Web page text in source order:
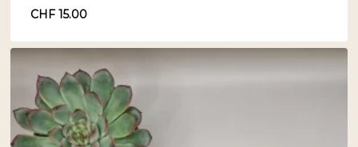
CHF15.00
CHF15.00